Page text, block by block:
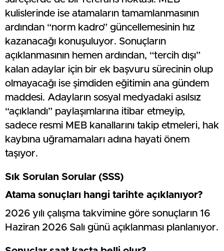
kulislerinde ise atamaların tamamlanmasının
ardından “norm kadro” güncellemesinin hız
kazanacağı konuşuluyor. Sonuçların
açıklanmasının hemen ardından, “tercih dışı”
kalan adaylar için bir ek başvuru sürecinin olup
olmayacağı ise şimdiden eğitimin ana gündem
maddesi. Adayların sosyal medyadaki asılsız
“açıklandı” paylaşımlarına itibar etmeyip,
sadece resmi MEB kanallarını takip etmeleri, hak
kaybına uğramamaları adına hayati önem
taşıyor.
Sık Sorulan Sorular (SSS)
Atama sonuçları hangi tarihte açıklanıyor?
2026 yılı çalışma takvimine göre sonuçların 16
Haziran 2026 Salı günü açıklanması planlanıyor.